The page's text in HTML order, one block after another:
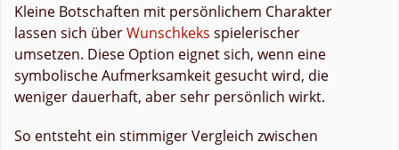
Kleine Botschaften mit persönlichem Charakter
lassen sich überWunschkeks spielerischer
umsetzen. Diese Option eignet sich, wenn eine
symbolische Aufmerksamkeit gesucht wird, die
weniger dauerhaft, aber sehr persönlich wirkt.
So entsteht ein stimmiger Vergleich zwischen